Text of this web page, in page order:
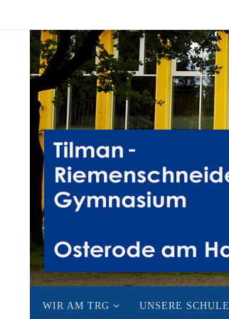
springen
Inhalt
WIR AM TRG UNSERE SCHULE